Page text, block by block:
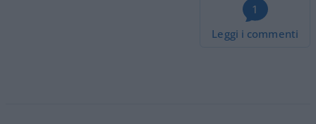
1
Leggi i commenti